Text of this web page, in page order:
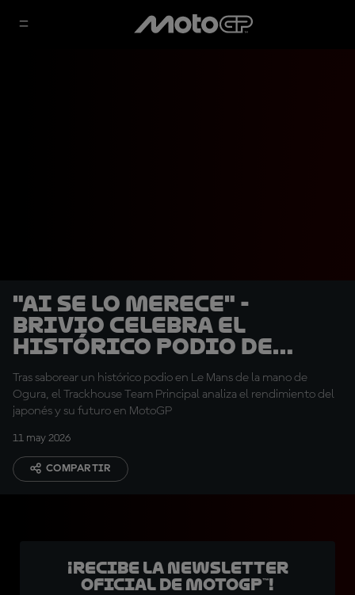
"Ai se lo merece" -
Brivio celebra el
histórico podio de
Ogura
Tras saborear un histórico podio en Le Mans de la mano de
Ogura, el Trackhouse Team Principal analiza el rendimiento del
japonés y su futuro en MotoGP
11 may 2026
COMPARTIR
¡Recibe la Newsletter
oficial de MotoGP™!